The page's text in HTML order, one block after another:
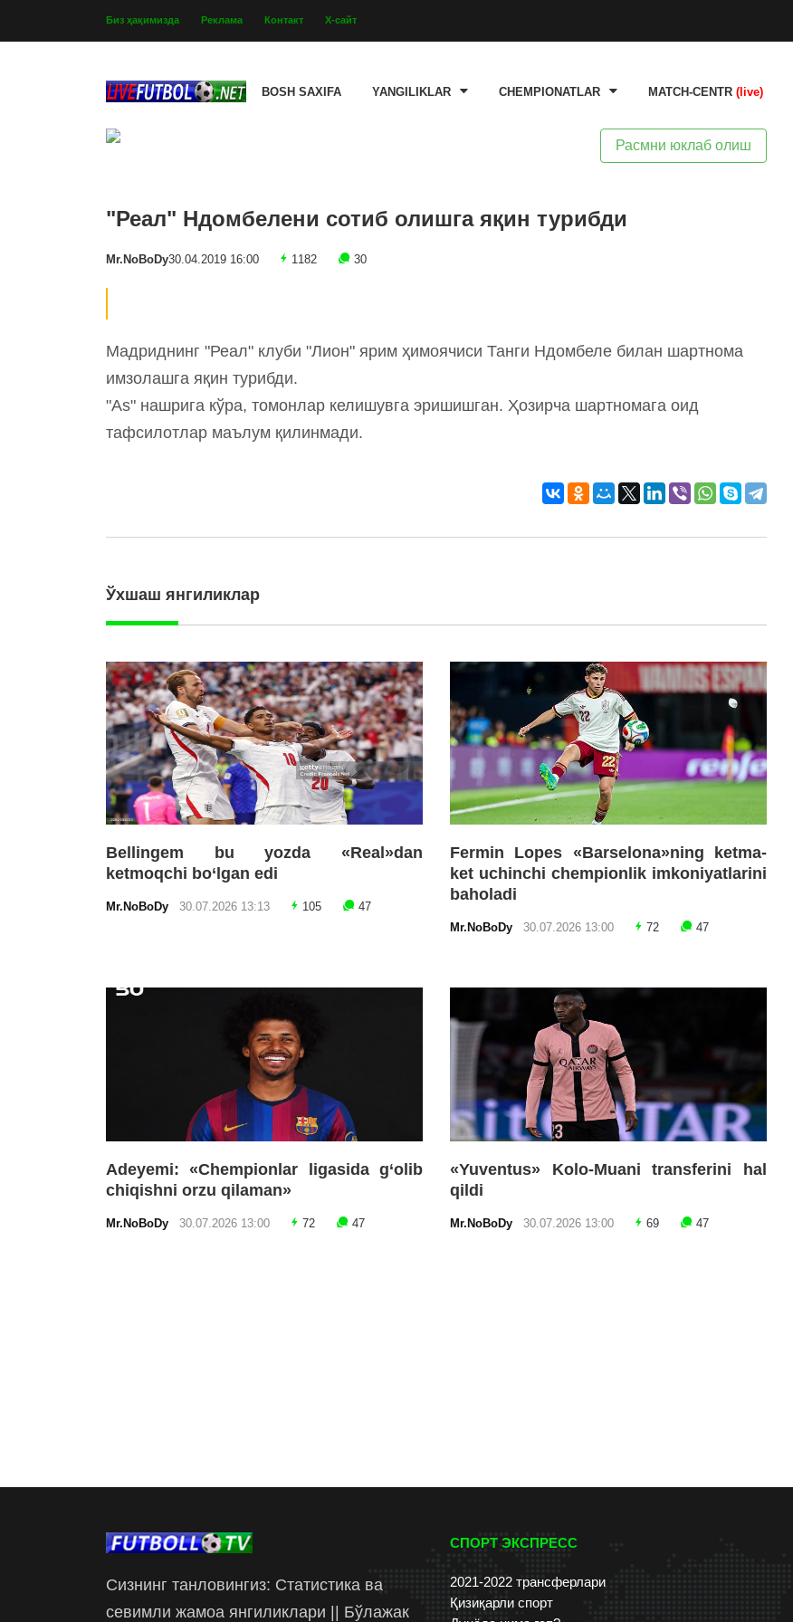
Биз ҳақимизда Реклама Контакт Х-сайт
BOSH SAXIFA YANGILIKLAR CHEMPIONATLAR MATCH-CENTR (live)
Расмни юклаб олиш
"Реал" Ндомбелени сотиб олишга яқин турибди
Mr.NoBoDy30.04.2019 16:00 1182 30
Мадриднинг "Реал" клуби "Лион" ярим ҳимоячиси Танги Ндомбеле билан шартнома
имзолашга яқин турибди.
"As" нашрига кўра, томонлар келишувга эришишган. Ҳозирча шартномага оид
тафсилотлар маълум қилинмади.
Ўхшаш янгиликлар
Bellingem bu yozda «Real»dan
ketmoqchi bo‘lgan edi
Mr.NoBoDy 30.07.2026 13:13 105 47
Fermin Lopes «Barselona»ning ketma-
ket uchinchi chempionlik imkoniyatlarini
baholadi
Mr.NoBoDy 30.07.2026 13:00 72 47
Adeyemi: «Chempionlar ligasida g‘olib
chiqishni orzu qilaman»
Mr.NoBoDy 30.07.2026 13:00 72 47
«Yuventus» Kolo-Muani transferini hal
qildi
Mr.NoBoDy 30.07.2026 13:00 69 47
Сизнинг танловингиз: Статистика ва
севимли жамоа янгиликлари || Бўлажак
СПОРТ ЭКСПРЕСС
2021-2022 трансферлари
Қизиқарли спорт